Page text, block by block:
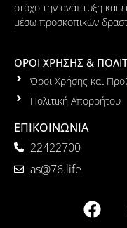
στόχο την ανάπτυξη και
μέσω προσκοπικών
ΟΡΟΙ ΧΡΗΣΗΣ &
Όροι Χρήσης και
Πολιτική Απορρήτου
ΕΠΙΚΟΙΝΩΝΙΑ
22422700
as@76.life